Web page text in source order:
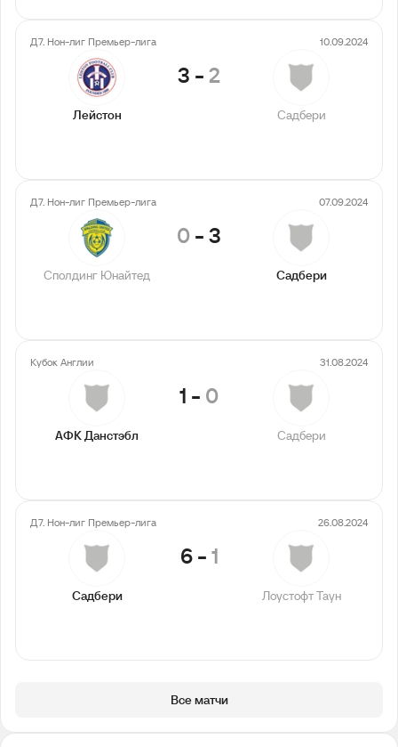
Д7. Нон-лиг Премьер-лига 10.09.2024
Лейстон
3 -2
Садбери
Д7. Нон-лиг Премьер-лига 07.09.2024
Сполдинг Юнайтед
0-3
Садбери
Кубок Англии 31.08.2024
АФК Данстэбл
1 - 0
Садбери
Д7. Нон-лиг Премьер-лига 26.08.2024
Садбери
6 -1
Лоустофт Таун
Все матчи